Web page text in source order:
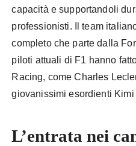
capacità e supportandoli
professionisti. Il team
completo che parte dalla
piloti attuali di F1 hanno
Racing, come Charles
giovanissimi esordienti
L’entrata nei